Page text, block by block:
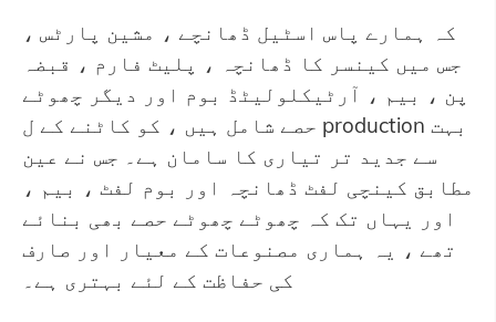
کہ ہمارے پاس اسٹیل ڈھانچے ، مشین پارٹس ،
جس میں کینسر کا ڈھانچہ ، پلیٹ فارم ، قبضہ
پن ، بیم ، آرٹیکلولیٹڈ بوم اور دیگر چھوٹے
حصے شامل ہیں ، کو کاٹنے کے ل production بہت
سے جدید تر تیاری کا سامان ہے۔ جس نے عین
مطابق کینچی لفٹ ڈھانچہ اور بوم لفٹ ، بیم ،
اور یہاں تک کہ چھوٹے چھوٹے حصے بھی بنائے
تھے ، یہ ہماری مصنوعات کے معیار اور صارف
کی حفاظت کے لئے بہتری ہے۔